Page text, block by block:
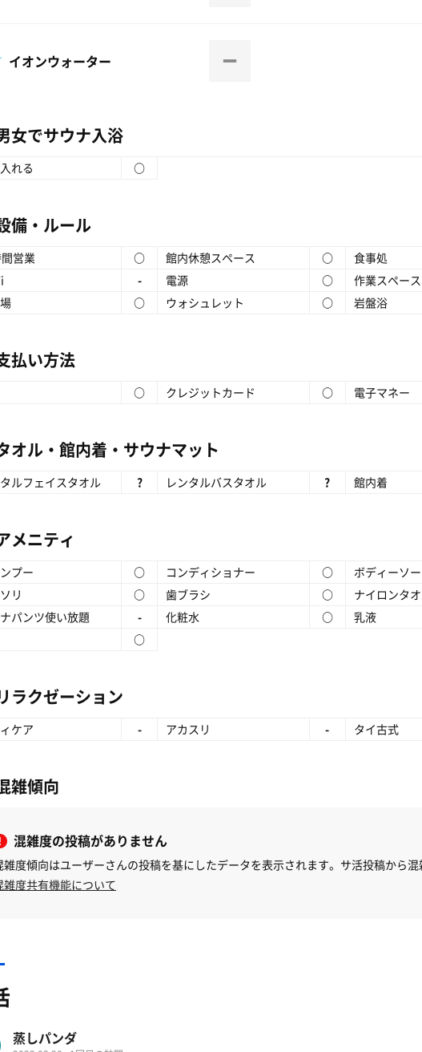
イオンウォーター
女でサウナ入浴
れる ○
備・ルール
営業 ○ 館内休憩スペース ○ 食事処
- 電源 ○ 作業スペース
○ ウォシュレット ○ 岩盤浴
払い方法
○ クレジットカード ○ 電子マネー
オル・館内着・サウナマット
ルフェイスタオル ? レンタルバスタオル ? 館内着
メニティ
プー ○ コンディショナー ○ ボディーソ
リ
○ 歯ブラシ ○ ナイロンタ
パンツ使い放題
- 化粧水 ○ 乳液
○
ラクゼーション
ケア - アカスリ - タイ古式
雑傾向
混雑度の投稿がありません
雑度傾向はユーザーさんの投稿を基にしたデータを表示されます。サ活投稿から混
雑度共有機能について
蒸しパンダ